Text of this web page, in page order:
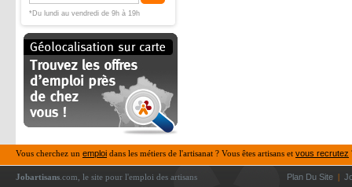
*Du lundi au vendredi de 9h à 19h
Vous cherchez un emploi dans les métiers de l'artisanat ? Vous êtes artisans et vous recrutez
Jobartisans .com, le site pour l'emploi des artisans Plan Du Site |